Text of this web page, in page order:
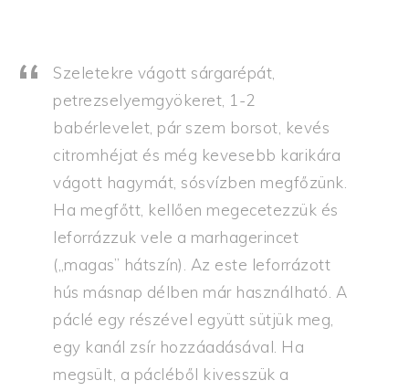
Szeletekre vágott sárgarépát,
petrezselyemgyökeret, 1-2
babérlevelet, pár szem borsot, kevés
citromhéjat és még kevesebb karikára
vágott hagymát, sósvízben megfőzünk.
Ha megfőtt, kellően megecetezzük és
leforrázzuk vele a marhagerincet
(„magas” hátszín). Az este leforrázott
hús másnap délben már használható. A
páclé egy részével együtt sütjük meg,
egy kanál zsír hozzáadásával. Ha
megsült, a pácléből kivesszük a